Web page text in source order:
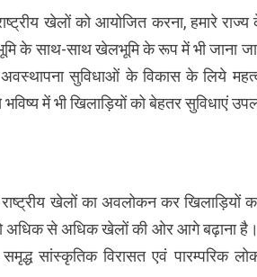
खेलों को आयोजित करना, हमारे
के साथ-साथ खेलभूमि के रूप में भी जाना
सुविधाओं के विकास के लिये
में भी खिलाड़ियों को बेहतर सुविधाएं
राष्ट्रीय खेलों का अवलोकन कर खिलाड़ियों
अधिक से अधिक खेलों की ओर आगे बढ़ाना है।
सांस्कृतिक विरासत एवं पारम्परिक